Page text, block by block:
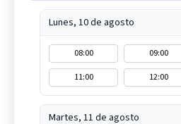
Lunes, 10 de agosto
08:00 09:00
11:00
12:00
Martes, 11 de agosto